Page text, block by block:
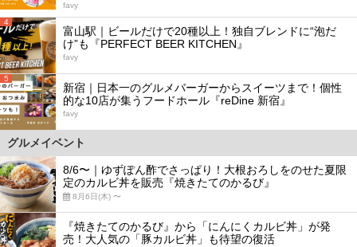
favy
4
富山駅｜ビールだけで20種以上！独自ブレンドに“泡だ
け”も『PERFECT BEER KITCHEN』
favy
5
新宿｜日本一のグルメバーガーからスイーツまで！個性
的な10店が集うフードホール『reDine 新宿』
favy
グルメイベント
8/6〜｜ゆずぽん酢でさっぱり！大根おろしをのせた夏限
定のカルビ丼を販売『焼きたてのかるび』
8月6日(木) 〜
『焼きたてのかるび』から「にんにくカルビ丼」が発
売！大人気の「豚カルビ丼」も待望の復活